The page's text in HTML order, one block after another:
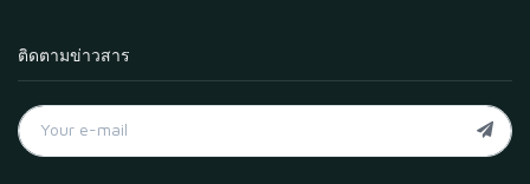
ติดตามข่าวสาร